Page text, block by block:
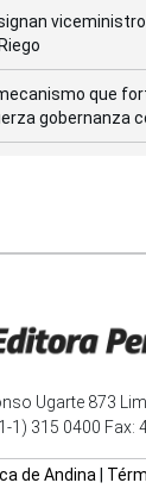
que
gobernanza
Ugarte 873
1) 315 0400 Fax:
de Andina